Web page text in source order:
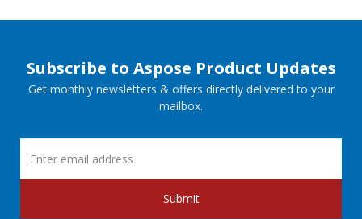
Subscribe to Aspose Product Updates
Get monthly newsletters & offers directly delivered to your
mailbox.
Submit